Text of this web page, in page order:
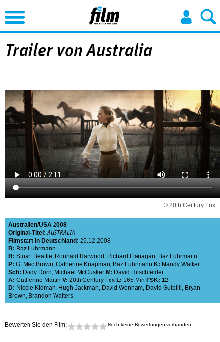
Jump to Navigation
Trailer von Australia
© 20th Century Fox
Australien USA 2008
Original-Titel:AUSTRALIA
Filmstart in Deutschland: 25.12.2008
R: Baz Luhrmann
B: Stuart Beattie, Ronhald Harwood , Richard Flanagan, Baz Luhrmann
P: G. Mac Brown, Catherine Knapman, Baz Luhrmann K: Mandy Walker
Sch: Dody Dorn, Michael McCusker M: David Hirschfelder
A: Catherine Martin V: 20th Century Fox L: 165 Min FSK: 12
D: Nicole Kidman, Hugh Jackman, David Wenham, David Gulpilil , Bryan
Brown, Brandon Walters
Bewerten Sie den Film: Noch keine Bewertungen vorhanden